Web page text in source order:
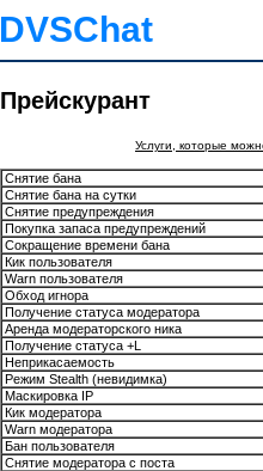
DVSChat
Прейскурант
Услуги, которые
Снятие бана
Снятие бана на сутки
Снятие предупреждения
Покупка запаса предупреждений
Сокращение времени бана
Кик пользователя
Warn пользователя
Обход игнора
Получение статуса модератора
Аренда модераторского ника
Получение статуса +L
Неприкасаемость
Режим Stealth (невидимка)
Маскировка IP
Кик модератора
Warn модератора
Бан пользователя
Снятие модератора с поста